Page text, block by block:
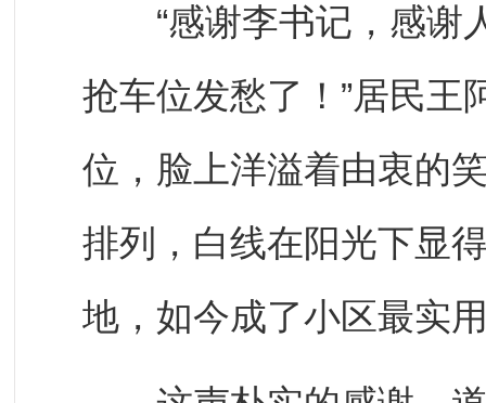
“感谢李书记，感谢
抢车位发愁了！”居民王
位，脸上洋溢着由衷的
排列，白线在阳光下显
地，如今成了小区最实